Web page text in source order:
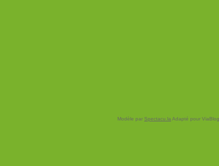
Modèle par Spectacu.la Adapté pour